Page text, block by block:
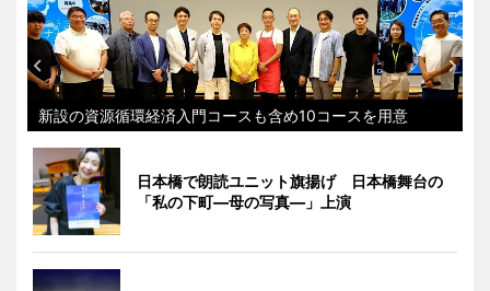
新設の資源循環経済入門コースも含め10コースを用意
日本橋で朗読ユニット旗揚げ 日本橋舞台の
「私の下町―母の写真―」上演